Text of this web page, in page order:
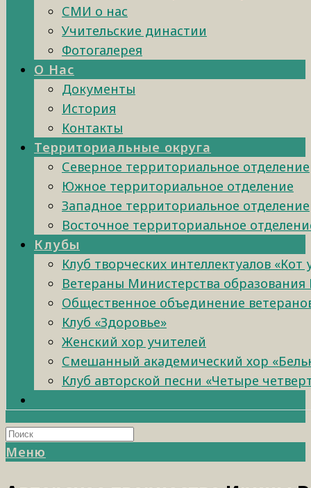
СМИ о нас
Учительские династии
Фотогалерея
О Нас
Документы
История
Контакты
Территориальные округа
Северное территориальное отделение
Южное территориальное отделение
Западное территориальное отделение
Восточное территориальное
Клубы
Клуб творческих интеллектуалов «Кот
Ветераны Министерства образования
Общественное объединение
Клуб «Здоровье»
Женский хор учителей
Смешанный академический хор
Клуб авторской песни «Четыре
Меню